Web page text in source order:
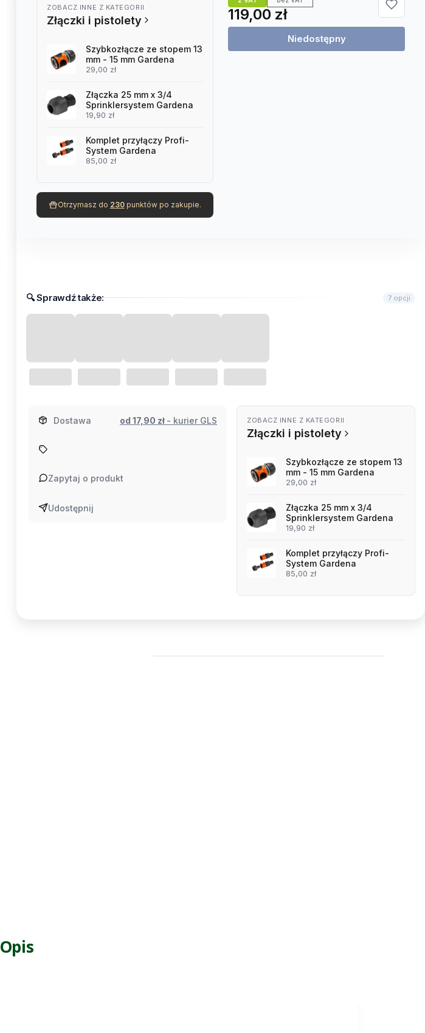
ZOBACZ INNE Z KATEGORII
Złączki i pistolety
Szybkozłącze ze stopem 13
mm - 15 mm Gardena
29,00 zł
Złączka 25 mm x 3/4
Sprinklersystem Gardena
19,90 zł
Komplet przyłączy Profi-
System Gardena
85,00 zł
Otrzymasz do 230punktów po zakupie.
Cena
119,00 zł
Niedostępny
🔍︎​ Sprawdź także: 7 opcji
Dostawa od 17,90 zł - kurier GLS
Zapytaj o produkt
Udostępnij
ZOBACZ INNE Z KATEGORII
Złączki i pistolety
Szybkozłącze ze stopem 13
mm - 15 mm Gardena
29,00 zł
Złączka 25 mm x 3/4
Sprinklersystem Gardena
19,90 zł
Komplet przyłączy Profi-
System Gardena
85,00 zł
Opis